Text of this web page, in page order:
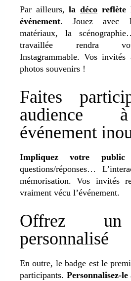
Par ailleurs,ladéco reflète
événement. Jouez avec
matériaux, la
travaillée rendra
Instagrammable. Vos invités
photos souvenirs !
Faites
audience
événement
Impliquez votre public:
questions/réponses…
mémorisation. Vos invités
vraiment vécu l’événement.
Offrez un
personnalisé
En outre, le badge est le
participants. Personnalisez-